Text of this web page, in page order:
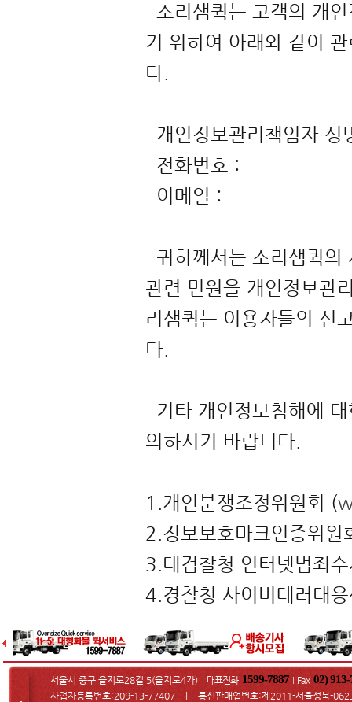
소리샘퀵는 고객의 개
기 위하여 아래와 같이
다.
개인정보관리책임자
전화번호 :
이메일 :
귀하께서는 소리샘퀵의
관련 민원을 개인정보관
리샘퀵는 이용자들의 신
다.
기타 개인정보침해에
의하시기 바랍니다.
1.개인분쟁조정위원회 (
2.정보보호마크인증위원
3.대검찰청 인터넷범죄
4.경찰청 사이버테러대
서울시 중구 을지로28길 5(을지로4가) I 대표전화: 1599-7887 I Fax:02)
사업자등록번호:209-13-77407 ㅣ 통신판매업번호:제2011-서울성북-